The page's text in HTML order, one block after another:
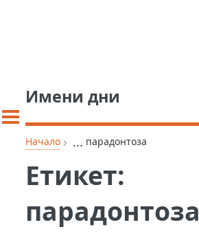
Имени дни
Начало › ... парадонтоза
Етикет:
парадонтоза